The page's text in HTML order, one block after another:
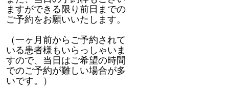
ますができる限り前日までの
ご予約をお願いいたします。
（一ヶ月前からご予約されて
いる患者様もいらっしゃいま
すので、当日はご希望の時間
でのご予約が難しい場合が多
いです。）